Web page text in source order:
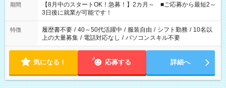
「できれば残業はしたくない」 など、ご希望を教えてください
ね。 ※Wワーク希望の方へ 今ご覧のお仕事で希望する勤務時間
と、もう1つのお仕事の勤務時間。 合計で週40時間を超える場
合は応募できません。
期間
【8月中のスタートOK！急募！】2カ月～ ■ご応募から最短2～
3日後に就業が可能です！
特徴 履歴書不要 / 40～50代活躍中 / 服装自由 / シフト勤務 / 10名以
上の大量募集 / 電話対応なし / パソコンスキル不要
気になる！ 応募する 詳細へ